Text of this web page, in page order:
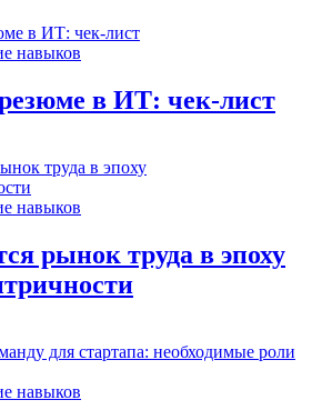
навыков
в ИТ: чек-лист
навыков
рынок труда в эпоху
навыков